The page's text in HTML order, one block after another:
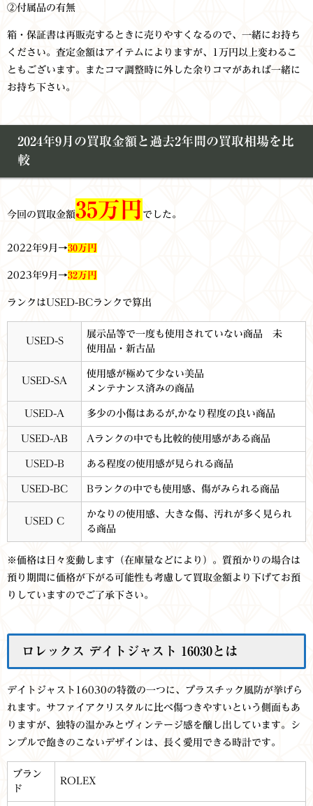
②付属品の有無
箱・保証書は再販売するときに売りやすくなるので、一緒にお持ち
ください。査定金額はアイテムによりますが、1万円以上変わるこ
ともございます。またコマ調整時に外した余りコマがあれば一緒に
お持ち下さい。
2024年9月の買取金額と過去2年間の買取相場を比
較
今回の買取金額35万円 でした。
2022年9月→30万円
2023年9月→32万円
ランクはUSED-BCランクで算出
USED-S
展示品等で一度も使用されていない商品 未
使用品・新古品
USED-SA
使用感が極めて少ない美品
メンテナンス済みの商品
USED-A 多少の小傷はあるが,かなり程度の良い商品
USED-AB Aランクの中でも比較的使用感がある商品
USED-B ある程度の使用感が見られる商品
USED-BC Bランクの中でも使用感、傷がみられる商品
USED C
かなりの使用感、大きな傷、汚れが多く見られ
る商品
※価格は日々変動します（在庫量などにより）。質預かりの場合は
預り期間に価格が下がる可能性も考慮して買取金額より下げてお預
りしていますのでご了承下さい。
ロレックス デイトジャスト 16030とは
デイトジャスト16030の特徴の一つに、プラスチック風防が挙げら
れます。サファイアクリスタルに比べ傷つきやすいという側面もあ
りますが、独特の温かみとヴィンテージ感を醸し出しています。シ
ンプルで飽きのこないデザインは、長く愛用できる時計です。
ブラン
ド
ROLEX